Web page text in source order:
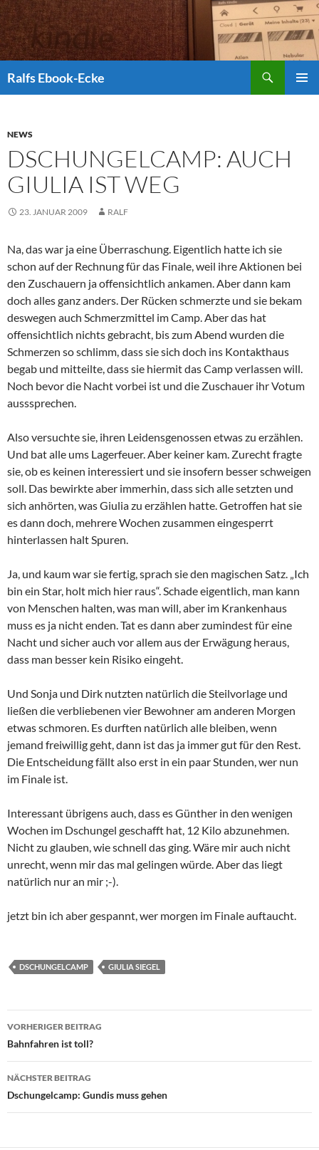
Ralfs Ebook-Ecke
NEWS
DSCHUNGELCAMP: AUCH
GIULIA IST WEG
23. JANUAR 2009 RALF
Na, das war ja eine Überraschung. Eigentlich hatte ich sie
schon auf der Rechnung für das Finale, weil ihre Aktionen bei
den Zuschauern ja offensichtlich ankamen. Aber dann kam
doch alles ganz anders. Der Rücken schmerzte und sie bekam
deswegen auch Schmerzmittel im Camp. Aber das hat
offensichtlich nichts gebracht, bis zum Abend wurden die
Schmerzen so schlimm, dass sie sich doch ins Kontakthaus
begab und mitteilte, dass sie hiermit das Camp verlassen will.
Noch bevor die Nacht vorbei ist und die Zuschauer ihr Votum
ausssprechen.
Also versuchte sie, ihren Leidensgenossen etwas zu erzählen.
Und bat alle ums Lagerfeuer. Aber keiner kam. Zurecht fragte
sie, ob es keinen interessiert und sie insofern besser schweigen
soll. Das bewirkte aber immerhin, dass sich alle setzten und
sich anhörten, was Giulia zu erzählen hatte. Getroffen hat sie
es dann doch, mehrere Wochen zusammen eingesperrt
hinterlassen halt Spuren.
Ja, und kaum war sie fertig, sprach sie den magischen Satz. „Ich
bin ein Star, holt mich hier raus“. Schade eigentlich, man kann
von Menschen halten, was man will, aber im Krankenhaus
muss es ja nicht enden. Tat es dann aber zumindest für eine
Nacht und sicher auch vor allem aus der Erwägung heraus,
dass man besser kein Risiko eingeht.
Und Sonja und Dirk nutzten natürlich die Steilvorlage und
ließen die verbliebenen vier Bewohner am anderen Morgen
etwas schmoren. Es durften natürlich alle bleiben, wenn
jemand freiwillig geht, dann ist das ja immer gut für den Rest.
Die Entscheidung fällt also erst in ein paar Stunden, wer nun
im Finale ist.
Interessant übrigens auch, dass es Günther in den wenigen
Wochen im Dschungel geschafft hat, 12 Kilo abzunehmen.
Nicht zu glauben, wie schnell das ging. Wäre mir auch nicht
unrecht, wenn mir das mal gelingen würde. Aber das liegt
natürlich nur an mir ;-).
jetzt bin ich aber gespannt, wer morgen im Finale auftaucht.
DSCHUNGELCAMP GIULIA SIEGEL
Beitrags-
Navigation
VORHERIGER BEITRAG
Bahnfahren ist toll?
NÄCHSTER BEITRAG
Dschungelcamp: Gundis muss gehen